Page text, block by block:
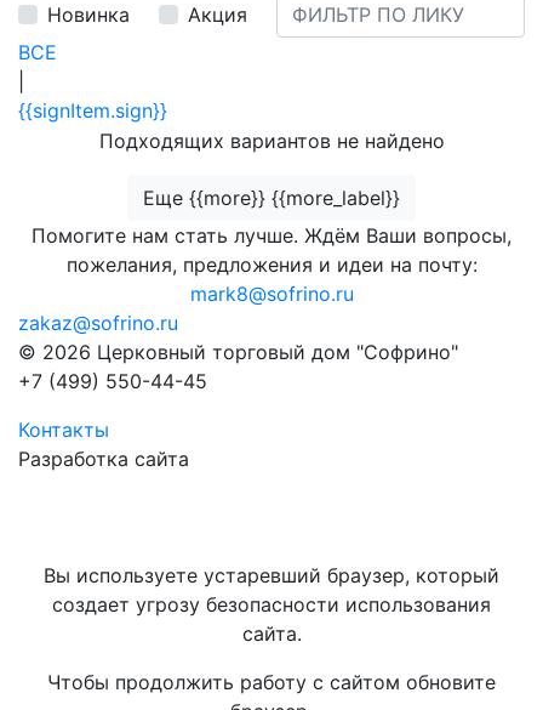
Новинка
Акция
ВСЕ
{{signItem.sign}}
Подходящих вариантов не найдено
Еще {{more}} {{more_label}}
Помогите нам стать лучше. Ждём Ваши вопросы,
пожелания, предложения и идеи на почту:
mark8@sofrino.ru
zakaz@sofrino.ru
© 2026 Церковный торговый дом "Софрино"
+7 (499) 550-44-45
Контакты
Разработка сайта
Вы используете устаревший браузер, который
создает угрозу безопасности использования
сайта.
Чтобы продолжить работу с сайтом обновите